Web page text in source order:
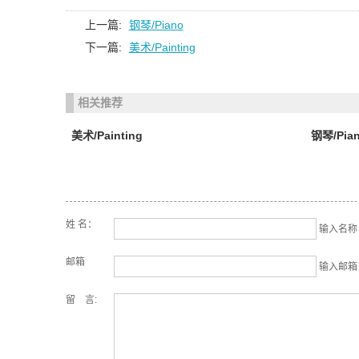
上一篇:
钢琴/Piano
下一篇:
美术/Painting
相关推荐
美术/Painting 钢琴/
姓 名： 输入名
邮箱 输入邮
留 言: